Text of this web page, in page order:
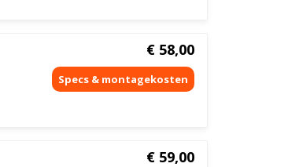
€ 58,00
€ 59,00